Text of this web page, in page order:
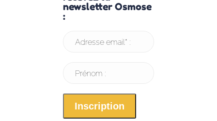
newsletter Osmose
:
Adresse email* :
Prénom :